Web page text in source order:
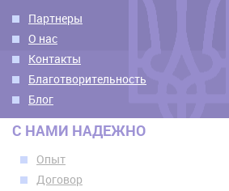
Партнеры
О нас
Контакты
Благотворительность
Блог
С НАМИ НАДЕЖНО
Опыт
Договор